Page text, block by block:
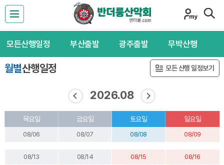
모든산행일정 부산출발 광주출발 무박산행
월별산행일정 모든 산행 일정보기
2026.08
목요일 금요일 토요일 일요일
08/06 08/07 08/08 08/09
08/13 08/14 08/15 08/16